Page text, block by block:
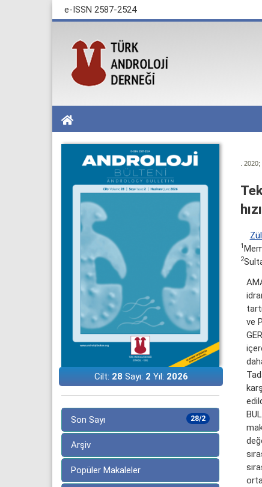
e-ISSN 2587-2524
Cilt: 28Sayı: 2 Yıl: 2026
28/2
Son Sayı
Arşiv
Popüler Makaleler
.
1
2
ve